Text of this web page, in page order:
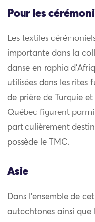
Pour les
Les textiles
importante dans la
danse en raphia
utilisées dans les rites
de prière de Turquie
Québec figurent
particulièrement
possède le TMC.
Asie
Dans l’ensemble de
autochtones ainsi que